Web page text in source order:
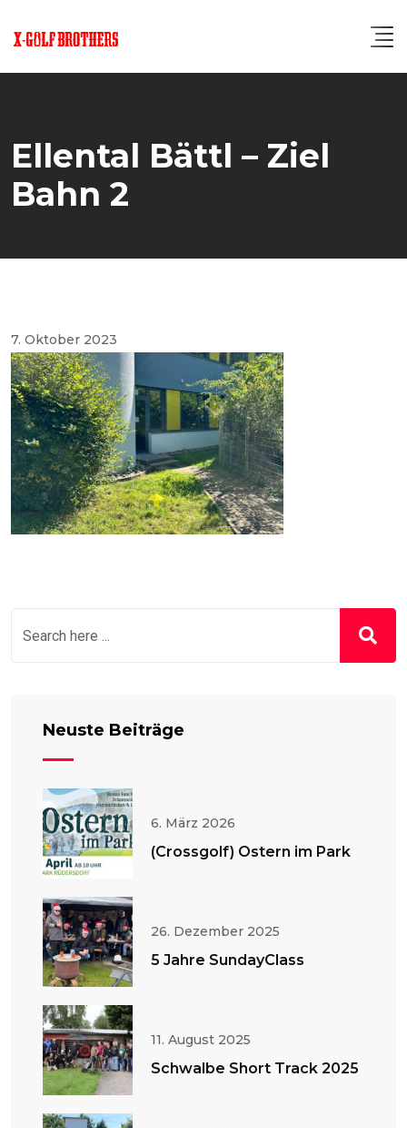
Ellental Bättl – Ziel
Bahn 2
7. Oktober 2023
Neuste Beiträge
6. März 2026
(Crossgolf) Ostern im Park
26. Dezember 2025
5 Jahre SundayClass
11. August 2025
Schwalbe Short Track 2025